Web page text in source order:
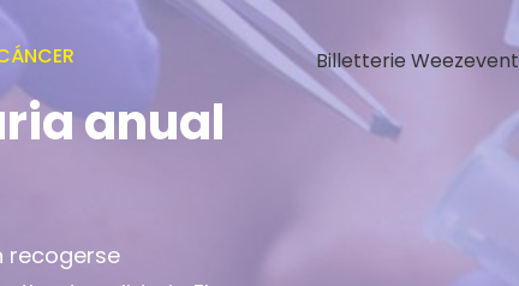
anual
recogerse
Billetterie Weezevent